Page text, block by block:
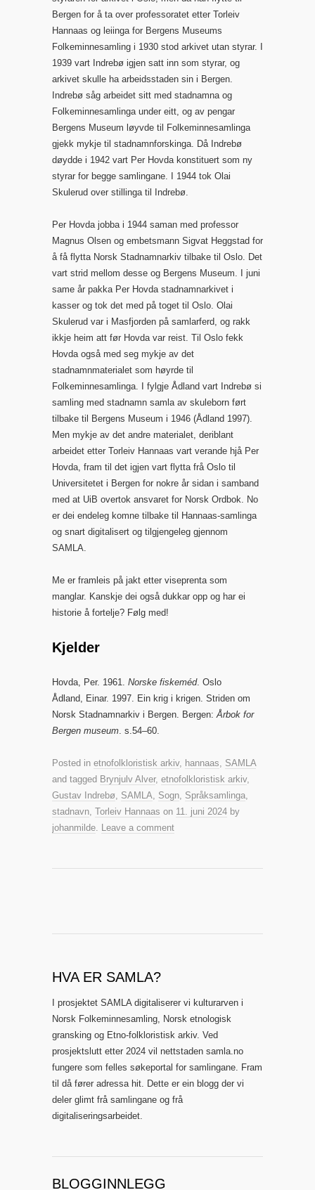
Bergen for å ta over professoratet etter Torleiv
Hannaas og leiinga for Bergens Museums
Folkeminnesamling i 1930 stod arkivet utan styrar. I
1939 vart Indrebø igjen satt inn som styrar, og
arkivet skulle ha arbeidsstaden sin i Bergen.
Indrebø såg arbeidet sitt med stadnamna og
Folkeminnesamlinga under eitt, og av pengar
Bergens Museum løyvde til Folkeminnesamlinga
gjekk mykje til stadnamnforskinga. Då Indrebø
døydde i 1942 vart Per Hovda konstituert som ny
styrar for begge samlingane. I 1944 tok Olai
Skulerud over stillinga til Indrebø.
Per Hovda jobba i 1944 saman med professor
Magnus Olsen og embetsmann Sigvat Heggstad for
å få flytta Norsk Stadnamnarkiv tilbake til Oslo. Det
vart strid mellom desse og Bergens Museum. I juni
same år pakka Per Hovda stadnamnarkivet i
kasser og tok det med på toget til Oslo. Olai
Skulerud var i Masfjorden på samlarferd, og rakk
ikkje heim att før Hovda var reist. Til Oslo fekk
Hovda også med seg mykje av det
stadnamnmaterialet som høyrde til
Folkeminnesamlinga. I fylgje Ådland vart Indrebø si
samling med stadnamn samla av skuleborn ført
tilbake til Bergens Museum i 1946 (Ådland 1997).
Men mykje av det andre materialet, deriblant
arbeidet etter Torleiv Hannaas vart verande hjå Per
Hovda, fram til det igjen vart flytta frå Oslo til
Universitetet i Bergen for nokre år sidan i samband
med at UiB overtok ansvaret for Norsk Ordbok. No
er dei endeleg komne tilbake til Hannaas-samlinga
og snart digitalisert og tilgjengeleg gjennom
SAMLA.
Me er framleis på jakt etter viseprenta som
manglar. Kanskje dei også dukkar opp og har ei
historie å fortelje? Følg med!
Kjelder
Hovda, Per. 1961. Norske fiskeméd. Oslo
Ådland, Einar. 1997. Ein krig i krigen. Striden om
Norsk Stadnamnarkiv i Bergen. Bergen:Årbok for
Bergen museum. s.54–60.
Posted in etnofolkloristisk arkiv, hannaas, SAMLA
and tagged Brynjulv Alver, etnofolkloristisk arkiv,
Gustav Indrebø, SAMLA, Sogn, Språksamlinga,
stadnavn, Torleiv Hannaas on 11. juni 2024 by
johanmilde. Leave a comment
HVA ER SAMLA?
I prosjektet SAMLA digitaliserer vi kulturarven i
Norsk Folkeminnesamling, Norsk etnologisk
gransking og Etno-folkloristisk arkiv. Ved
prosjektslutt etter 2024 vil nettstaden samla.no
fungere som felles søkeportal for samlingane. Fram
til då fører adressa hit. Dette er ein blogg der vi
deler glimt frå samlingane og frå
digitaliseringsarbeidet.
BLOGGINNLEGG